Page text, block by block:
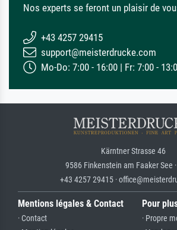
Nos experts se feront un plaisir de
+43 4257 29415
support@meisterdrucke.com
Mo-Do: 7:00 - 16:00 | Fr: 7:00 -
Kärntner Strasse 46
9586 Finkenstein am Faaker See
+43 4257 29415 ·
Mentions légales & Contact
· Contact
Pour
· Propre